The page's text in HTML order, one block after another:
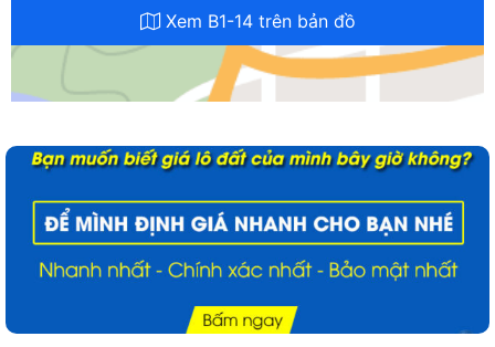
Xem B1-14 trên bản đồ